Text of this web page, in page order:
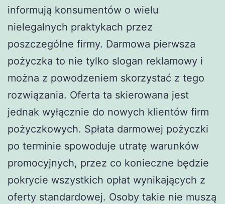
informują konsumentów o wielu
nielegalnych praktykach przez
poszczególne firmy. Darmowa pierwsza
pożyczka to nie tylko slogan reklamowy i
można z powodzeniem skorzystać z tego
rozwiązania. Oferta ta skierowana jest
jednak wyłącznie do nowych klientów firm
pożyczkowych. Spłata darmowej pożyczki
po terminie spowoduje utratę warunków
promocyjnych, przez co konieczne będzie
pokrycie wszystkich opłat wynikających z
oferty standardowej. Osoby takie nie muszą